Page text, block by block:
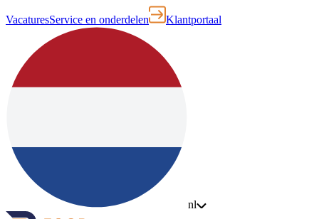
VacaturesService en onderdelen Klantportaal
nl